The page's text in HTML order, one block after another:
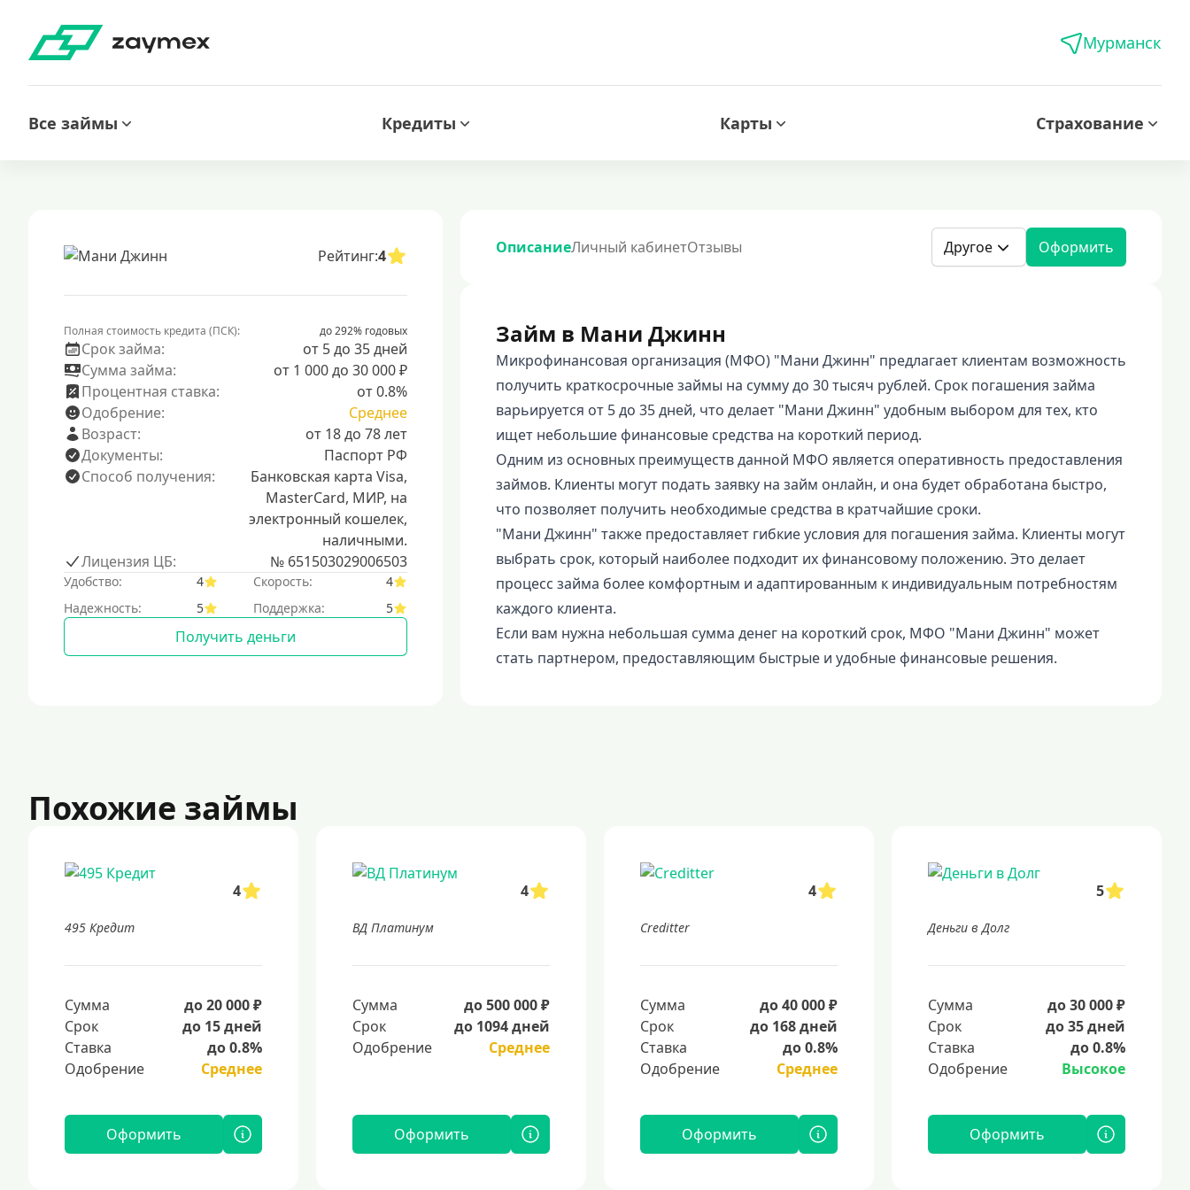
Мурманск
Все займы Кредиты Карты Страхование
Рейтинг:4
Полная стоимость кредита (ПСК): до 292% годовых
Срок займа:
от 5 до 35 дней
Сумма займа:
от 1 000 до 30 000 ₽
Процентная ставка:
от 0.8%
Одобрение:
Среднее
Возраст:
от 18 до 78 лет
Документы:
Паспорт РФ
Способ получения:
Банковская карта Visa,
MasterCard, МИР, на
электронный кошелек,
наличными.
Лицензия ЦБ:
№ 651503029006503
Удобство: 4 Скорость:
4
Надежность:
5 Поддержка: 5
Получить деньги
ОписаниеЛичный кабинетОтзывы Другое Оформить
Займ в Мани Джинн
Микрофинансовая организация (МФО) "Мани Джинн" предлагает клиентам возможность
получить краткосрочные займы на сумму до 30 тысяч рублей. Срок погашения займа
варьируется от 5 до 35 дней, что делает "Мани Джинн" удобным выбором для тех, кто
ищет небольшие финансовые средства на короткий период.
Одним из основных преимуществ данной МФО является оперативность предоставления
займов. Клиенты могут подать заявку на займ онлайн, и она будет обработана быстро,
что позволяет получить необходимые средства в кратчайшие сроки.
"Мани Джинн" также предоставляет гибкие условия для погашения займа. Клиенты могут
выбрать срок, который наиболее подходит их финансовому положению. Это делает
процесс займа более комфортным и адаптированным к индивидуальным потребностям
каждого клиента.
Если вам нужна небольшая сумма денег на короткий срок, МФО "Мани Джинн" может
стать партнером, предоставляющим быстрые и удобные финансовые решения.
Похожие займы
4
495 Кредит
Сумма
до 20 000 ₽
Срок
до 15 дней
Ставка
до 0.8%
Одобрение
Среднее
Оформить
4
ВД Платинум
Сумма
до 500 000 ₽
Срок
до 1094 дней
Одобрение
Среднее
Оформить
4
Creditter
Сумма
до 40 000 ₽
Срок
до 168 дней
Ставка
до 0.8%
Одобрение
Среднее
Оформить
5
Деньги в Долг
Сумма
до 30 000 ₽
Срок
до 35 дней
Ставка
до 0.8%
Одобрение
Высокое
Оформить